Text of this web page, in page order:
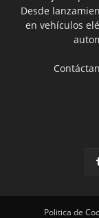
Desde
en vehículos
Politica de